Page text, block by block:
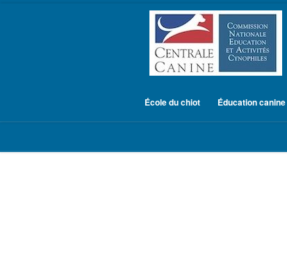
École du chiot Éducation canine